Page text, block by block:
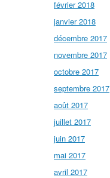
février 2018
janvier 2018
décembre 2017
novembre 2017
octobre 2017
septembre 2017
août 2017
juillet 2017
juin 2017
mai 2017
avril 2017